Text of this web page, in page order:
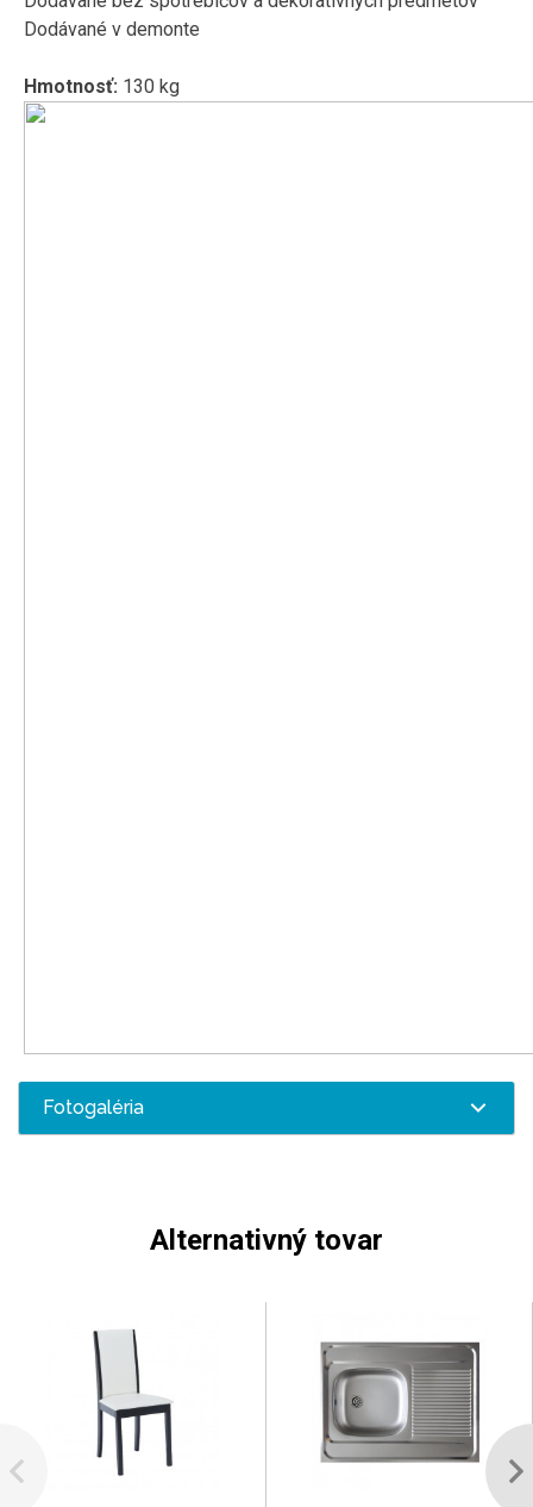
Dodávané v demonte
Hmotnosť: 130 kg
Fotogaléria
Alternativný tovar